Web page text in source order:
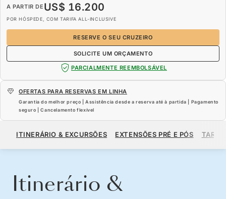
A PARTIR DE US$ 16.200
POR HÓSPEDE, COM TARIFA ALL-INCLUSIVE
RESERVE O SEU CRUZEIRO
SOLICITE UM ORÇAMENTO
PARCIALMENTE REEMBOLSÁVEL
OFERTAS PARA RESERVAS EM LINHA
Garantia do melhor preço | Assistência desde a reserva até à partida | Pagamento
seguro | Cancelamento flexível
A PARTIR DE US$ 16.200
ITINERÁRIO & EXCURSÕES EXTENSÕES PRÉ E PÓS
Itinerário &